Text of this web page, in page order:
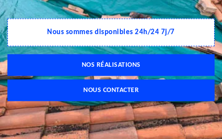
Nous sommes disponibles 24h/24 7j/7
NOS RÉALISATIONS
NOUS CONTACTER